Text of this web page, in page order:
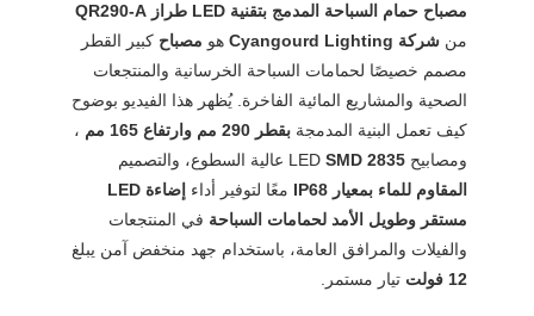
مصباح حمام السباحة المدمج بتقنية LED طراز QR290-A
من شركة Cyangourd Lighting هو مصباح كبير القطر
مصمم خصيصًا لحمامات السباحة الخرسانية والمنتجعات
الصحية والمشاريع المائية الفاخرة. يُظهر هذا الفيديو بوضوح
كيف تعمل البنية المدمجة بقطر 290 مم وارتفاع 165 مم
،
ومصابيح LED SMD 2835
عالية السطوع، والتصميم
المقاوم للماء بمعيار IP68
معًا لتوفير أداء
إضاءة LED
مستقر وطويل الأمد لحمامات السباحة في المنتجعات
والفيلات والمرافق العامة، باستخدام جهد منخفض آمن يبلغ
12 فولت
تيار مستمر.